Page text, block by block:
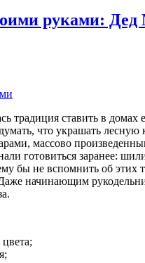
руками: Дед
традиция ставить в домах
что украшать лесную
массово
готовиться заранее:
бы не вспомнить об этих
начинающим